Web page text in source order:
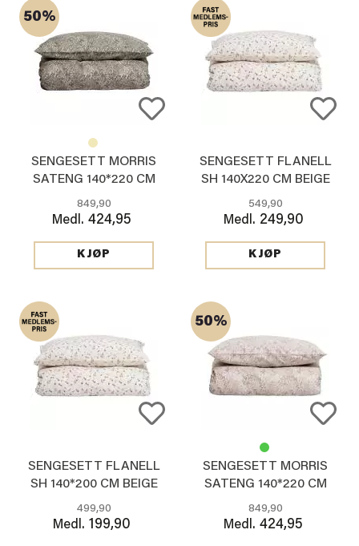
50%
SENGESETT MORRIS
SATENG 140*220 CM
GRØNN
849,90
Medl. 424,95
KJØP
SENGESETT FLANELL
SH 140X220 CM BEIGE
549,90
Medl. 249,90
KJØP
SENGESETT FLANELL
SH 140*200 CM BEIGE
499,90
Medl. 199,90
50%
SENGESETT MORRIS
SATENG 140*220 CM
BEIGE
849,90
Medl. 424,95